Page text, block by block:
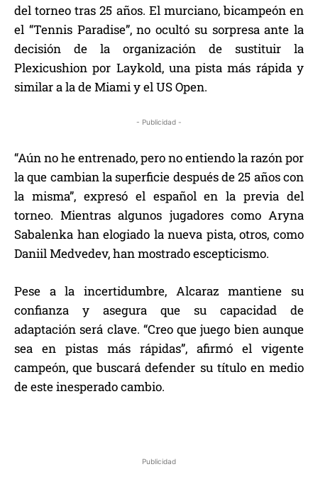
Publicidad
del torneo tras 25 años. El murciano, bicampeón en
el “Tennis Paradise”, no ocultó su sorpresa ante la
decisión de la organización de sustituir la
Plexicushion por Laykold, una pista más rápida y
similar a la de Miami y el US Open.
- Publicidad -
“Aún no he entrenado, pero no entiendo la razón por
la que cambian la superficie después de 25 años con
la misma”, expresó el español en la previa del
torneo. Mientras algunos jugadores como Aryna
Sabalenka han elogiado la nueva pista, otros, como
Daniil Medvedev, han mostrado escepticismo.
Pese a la incertidumbre, Alcaraz mantiene su
confianza y asegura que su capacidad de
adaptación será clave. “Creo que juego bien aunque
sea en pistas más rápidas”, afirmó el vigente
campeón, que buscará defender su título en medio
de este inesperado cambio.